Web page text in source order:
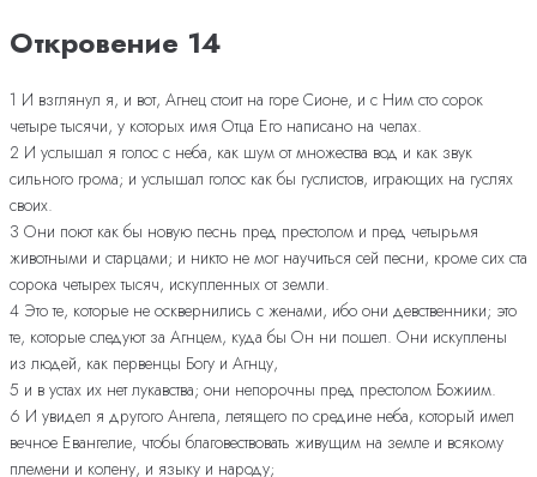
Откровение 14
1 И взглянул я, и вот, Агнец стоит на горе Сионе, и с Ним сто сорок
четыре тысячи, у которых имя Отца Его написано на челах.
2 И услышал я голос с неба, как шум от множества вод и как звук
сильного грома; и услышал голос как бы гуслистов, играющих на гуслях
своих.
3 Они поют как бы новую песнь пред престолом и пред четырьмя
животными и старцами; и никто не мог научиться сей песни, кроме сих ста
сорока четырех тысяч, искупленных от земли.
4 Это те, которые не осквернились с женами, ибо они девственники; это
те, которые следуют за Агнцем, куда бы Он ни пошел. Они искуплены
из людей, как первенцы Богу и Агнцу,
5 и в устах их нет лукавства; они непорочны пред престолом Божиим.
6 И увидел я другого Ангела, летящего по средине неба, который имел
вечное Евангелие, чтобы благовествовать живущим на земле и всякому
племени и колену, и языку и народу;